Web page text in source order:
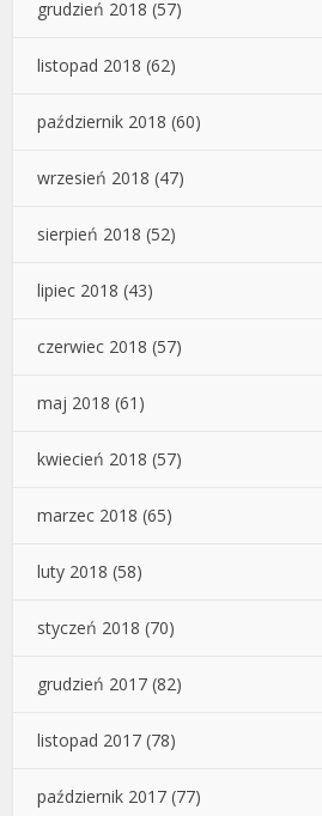
grudzień 2018 (57)
listopad 2018 (62)
październik 2018 (60)
wrzesień 2018 (47)
sierpień 2018 (52)
lipiec 2018 (43)
czerwiec 2018 (57)
maj 2018 (61)
kwiecień 2018 (57)
marzec 2018 (65)
luty 2018 (58)
styczeń 2018 (70)
grudzień 2017 (82)
listopad 2017 (78)
październik 2017 (77)